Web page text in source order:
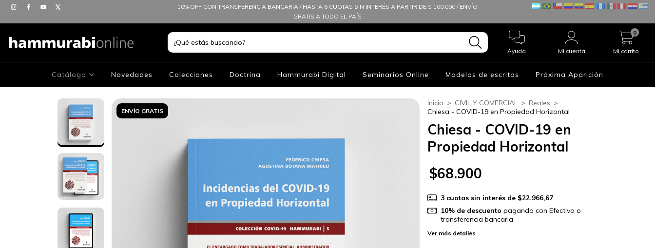
10% OFF CON TRANSFERENCIA BANCARIA / HASTA 6 CUOTAS SIN INTERÉS A PARTIR DE $ 100.000 / ENVÍO
GRATIS A TODO EL PAÍS
Ayuda Mi cuenta Mi carrito
0
Catálogo Novedades Colecciones Doctrina Hammurabi Digital Seminarios Online Modelos de escritos Próxima Aparición
ENVÍO GRATIS
Inicio > CIVIL Y COMERCIAL > Reales >
Chiesa - COVID-19 en Propiedad Horizontal
Chiesa - COVID-19 en
Propiedad Horizontal
$68.900
3 cuotas sin interés de $22.966,67
10% de descuento pagando con Efectivo o
transferencia bancaria
Ver más detalles